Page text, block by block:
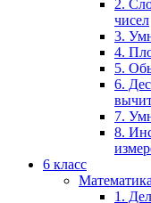
2.
чисел
3.
4.
5.
6.
7.
8.
6 класс
Математика
1.